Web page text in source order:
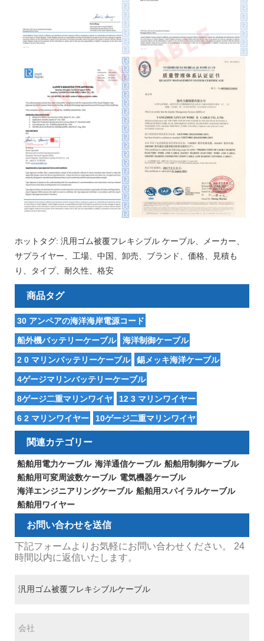
ホットタグ: 汎用ゴム被覆フレキシブル ケーブル、メーカー、
サプライヤー、工場、中国、卸売、ブランド、価格、見積も
り、タイプ、耐久性、格安
商品タグ
30 アンペアの海洋海岸電源コード
船外機バッテリーケーブル 海洋制御ケーブル
2 0 マリンバッテリーケーブル 錫メッキ海洋ケーブル
4ゲージマリンバッテリーケーブル
8ゲージ二重マリンワイヤ 12 3 マリンワイヤー
6 2 マリンワイヤー 10ゲージ二重マリンワイヤ
関連カテゴリー
船舶用電力ケーブル 海洋通信ケーブル 船舶用制御ケーブル
船舶用可変周波数ケーブル 電気機器ケーブル
海洋エンジニアリングケーブル 船舶用スパイラルケーブル
船舶用ワイヤー
お問い合わせを送信
下記フォームよりお気軽にお問い合わせください。 24
時間以内に返信いたします。